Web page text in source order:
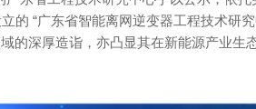
的 “广东省智能离网逆变器工程技术研
的深厚造诣，亦凸显其在新能源产业生